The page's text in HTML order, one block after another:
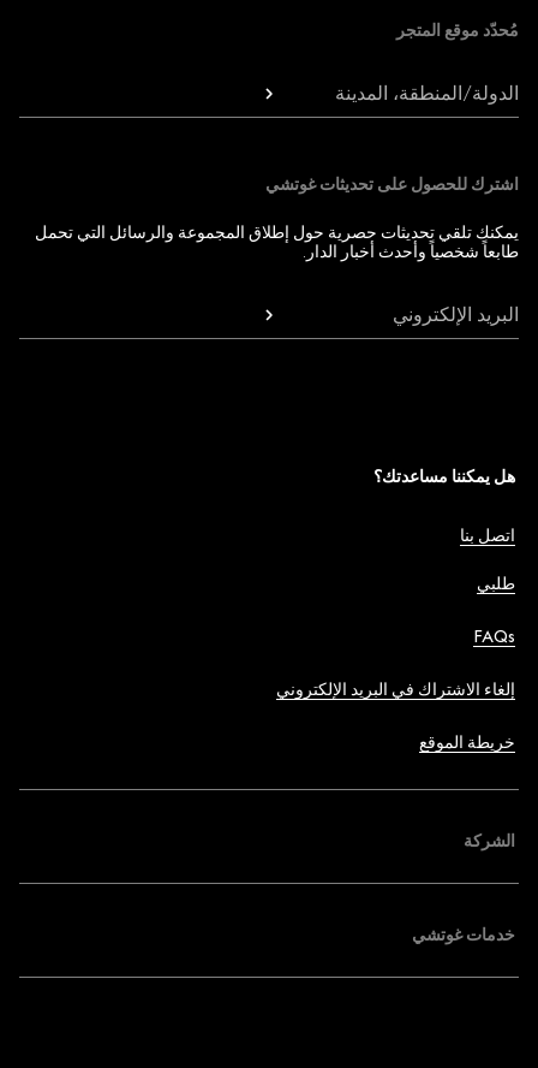
مُحدّد موقع المتجر
الدولة/المنطقة، المدينة
اشترك للحصول على تحديثات غوتشي
يمكنك تلقي تحديثات حصرية حول إطلاق المجموعة والرسائل التي تحمل
طابعاً شخصياً وأحدث أخبار الدار.
البريد الإلكتروني
هل يمكننا مساعدتك؟
اتصل بنا
طلبي
FAQs
إلغاء الاشتراك في البريد الإلكتروني
خريطة الموقع
الشركة
خدمات غوتشي